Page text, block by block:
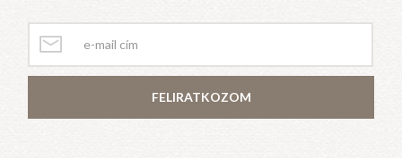
FELIRATKOZOM